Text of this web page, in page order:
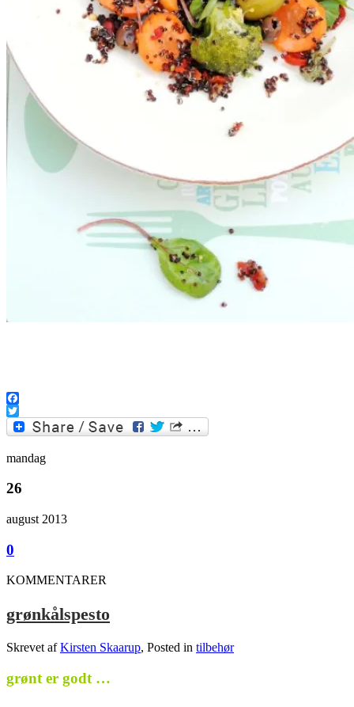
Facebook
Twitter
mandag
26
august 2013
0
KOMMENTARER
grønkålspesto
Skrevet afKirsten Skaarup, Posted in tilbehør
grønt er godt …